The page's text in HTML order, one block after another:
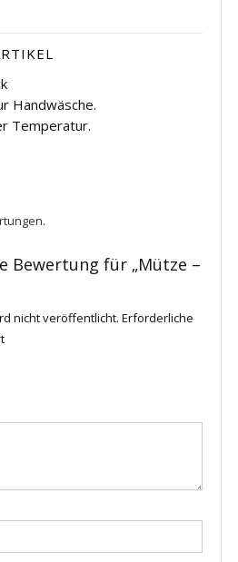
Handwäsche.
Temperatur.
Bewertung für „Mütze –
nicht veröffentlicht. Erforderliche